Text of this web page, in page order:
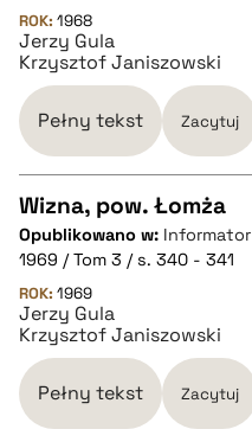
pobierz cytat
BIBTEX
ROK: 1968
Jerzy Gula
Krzysztof Janiszowski
Pełny tekst Zacytuj
CZYSTY TEKST
pobierz cytat
BIBTEX
Wizna, pow. Łomża
Opublikowano w:
1969 / Tom 3 / s. 340 - 341
ROK: 1969
Jerzy Gula
Krzysztof Janiszowski
Pełny tekst Zacytuj